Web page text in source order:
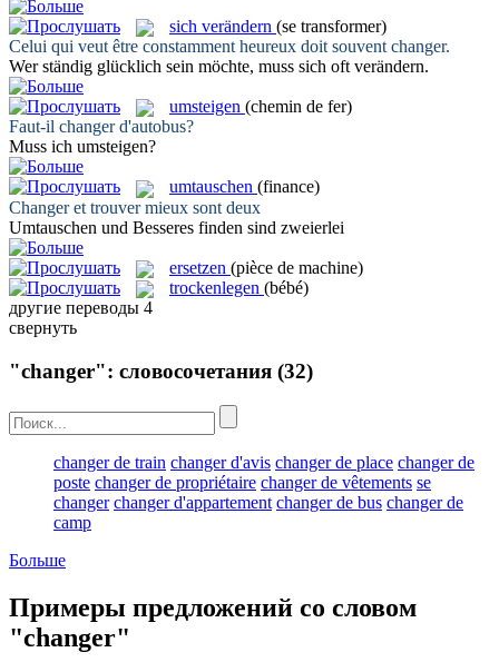
sich verändern (se transformer)
Celui qui veut être constamment heureux doit souvent changer.
Wer ständig glücklich sein möchte, muss sich oft verändern.
umsteigen (chemin de fer)
Faut-il changerd'autobus?
Muss ich umsteigen?
umtauschen (finance)
Changeret trouver mieux sont deux
Umtauschen und Besseres finden sind zweierlei
ersetzen (pièce de machine)
trockenlegen (bébé)
другие переводы 4
свернуть
"changer": словосочетания (32)
changer de train changer d'avis changer de place changer de
poste changer de propriétaire changer de vêtements se
changer changer d'appartement changer de bus changer de
camp
Больше
Примеры предложений со словом
"changer"